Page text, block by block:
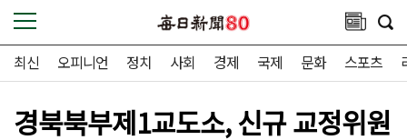
최신 오피니언 정치 사회 경제 국제 문화 스포츠
경북북부제1교도소, 신규 교정위원